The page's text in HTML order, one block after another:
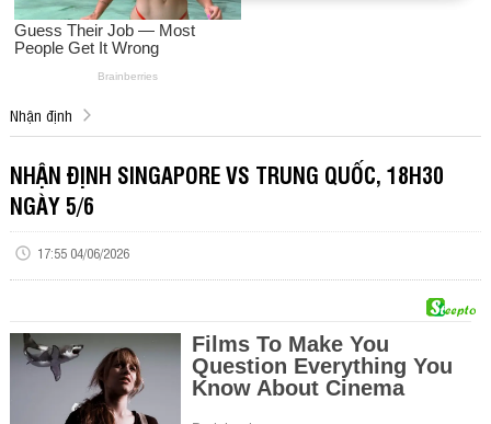
Nhận định
NHẬN ĐỊNH SINGAPORE VS TRUNG QUỐC, 18H30
NGÀY 5/6
17:55 04/06/2026